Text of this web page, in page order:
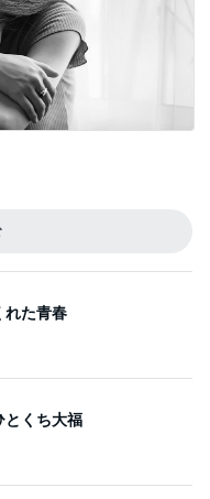
れた青春
とくち大福